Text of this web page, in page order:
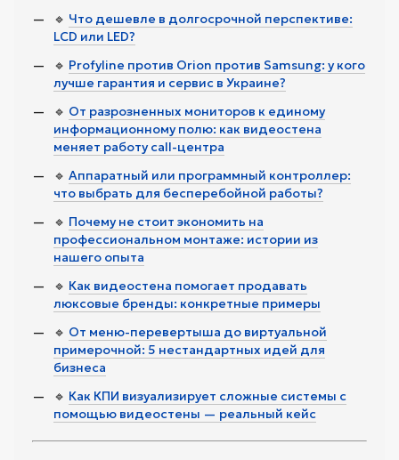
🔹 Что дешевле в долгосрочной перспективе:
LCD или LED?
🔹 Profyline против Orion против Samsung: у кого
лучше гарантия и сервис в Украине?
🔹 От разрозненных мониторов к единому
информационному полю: как видеостена
меняет работу call-центра
🔹 Аппаратный или программный контроллер:
что выбрать для бесперебойной работы?
🔹 Почему не стоит экономить на
профессиональном монтаже: истории из
нашего опыта
🔹 Как видеостена помогает продавать
люксовые бренды: конкретные примеры
🔹 От меню-перевертыша до виртуальной
примерочной: 5 нестандартных идей для
бизнеса
🔹 Как КПИ визуализирует сложные системы с
помощью видеостены — реальный кейс